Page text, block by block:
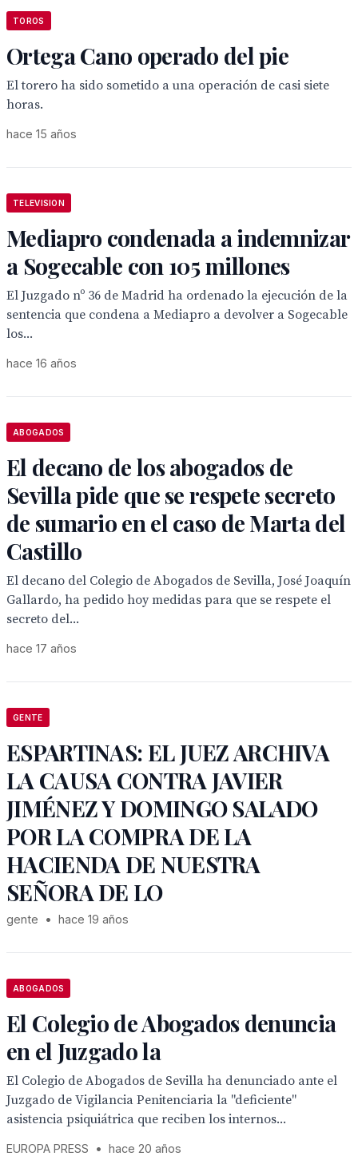
TOROS
Ortega Cano operado del pie
El torero ha sido sometido a una operación de casi siete
horas.
hace 15 años
TELEVISION
Mediapro condenada a indemnizar
a Sogecable con 105 millones
El Juzgado nº 36 de Madrid ha ordenado la ejecución de la
sentencia que condena a Mediapro a devolver a Sogecable
los...
hace 16 años
ABOGADOS
El decano de los abogados de
Sevilla pide que se respete secreto
de sumario en el caso de Marta del
Castillo
El decano del Colegio de Abogados de Sevilla, José Joaquín
Gallardo, ha pedido hoy medidas para que se respete el
secreto del...
hace 17 años
GENTE
ESPARTINAS: EL JUEZ ARCHIVA
LA CAUSA CONTRA JAVIER
JIMÉNEZ Y DOMINGO SALADO
POR LA COMPRA DE LA
HACIENDA DE NUESTRA
SEÑORA DE LO
gente • hace 19 años
ABOGADOS
El Colegio de Abogados denuncia
en el Juzgado la
El Colegio de Abogados de Sevilla ha denunciado ante el
Juzgado de Vigilancia Penitenciaria la "deficiente"
asistencia psiquiátrica que reciben los internos...
EUROPA PRESS • hace 20 años